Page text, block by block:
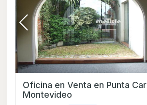
Oficina en Venta en Punta Carretas,
Montevideo